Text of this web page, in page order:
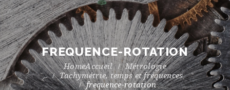
FREQUENCE-ROTATION
Accueil
Métrologie
Tachymétrie, temps et fréquences
frequence-rotation